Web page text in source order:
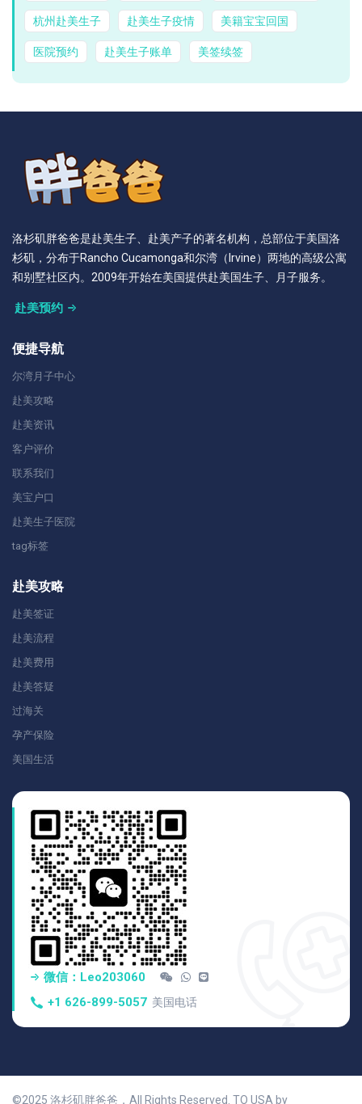
杭州赴美生子 赴美生子疫情 美籍宝宝回国
医院预约 赴美生子账单 美签续签
洛杉矶胖爸爸是赴美生子、赴美产子的著名机构，总部位于美国洛
杉矶，分布于Rancho Cucamonga和尔湾（Irvine）两地的高级公寓
和别墅社区内。2009年开始在美国提供赴美国生子、月子服务。
赴美预约
便捷导航
尔湾月子中心
赴美攻略
赴美资讯
客户评价
联系我们
美宝户口
赴美生子医院
tag标签
赴美攻略
赴美签证
赴美流程
赴美费用
赴美答疑
过海关
孕产保险
美国生活
微信：Leo203060
+1 626-899-5057 美国电话
©2025 洛杉矶胖爸爸，All Rights Reserved. TO USA by